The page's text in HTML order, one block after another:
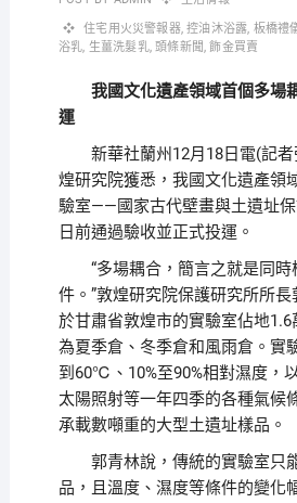
住宅用火災警報器,控油沐浴露, 板橋禮
浴乳, 生薑洗髮乳,頭條新聞,飾金買賣
我國文化遺產領域首個多場
運
新華社蘭州12月18日電(記者
煌研究院獲悉，我國文化遺產領
驗室——國家古代壁畫與土遺址
日前通過驗收並正式投運。
“多場耦合，簡言之就是同時
件。”敦煌研究院保護研究所所
於甘肅省敦煌市的實驗室佔地
為夏季倉、冬季倉和風雨倉。實
到60℃、10%至90%相對濕度，
太陽照射等一年四季的各種氣候
承載數噸重的大型土遺址樣品。
郭青林說，傳統的實驗室只
品，且溫度、濕度等條件的變化